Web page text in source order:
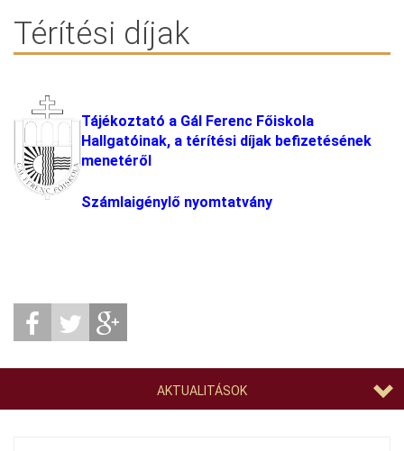
Térítési díjak
Tájékoztató a Gál Ferenc Főiskola
Hallgatóinak, a térítési díjak befizetésének
menetéről
Számlaigénylő nyomtatvány
AKTUALITÁSOK